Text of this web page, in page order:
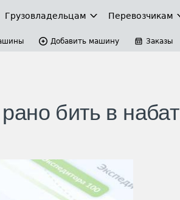
Грузовладельцам Перевозчикам
Добавить машину Заказы
бить в набат